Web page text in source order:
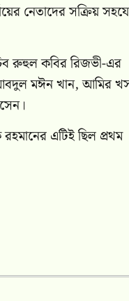
নেতাদের সক্রিয়
রুহুল কবির রিজভী-এর
আবদুল মঈন খান, আমির
রহমানের এটিই ছিল প্রথম